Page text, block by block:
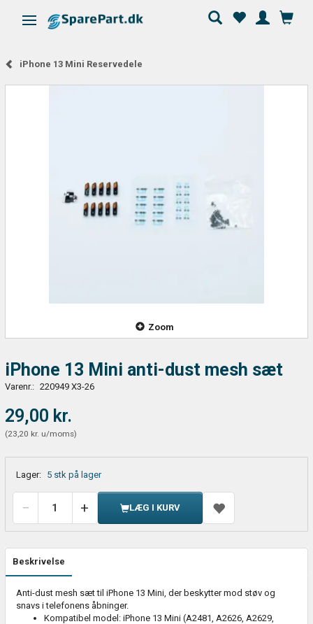
Skifte navigation
iPhone 13 Mini Reservedele
Zoom
iPhone 13 Mini anti-dust mesh sæt
Varenr.: 220949 X3-26
29,00 kr.
(23,20 kr. u/moms)
Lager: 5 stk på lager
LÆG I KURV
Beskrivelse
Anti-dust mesh sæt til iPhone 13 Mini, der beskytter mod støv og
snavs i telefonens åbninger.
Kompatibel model: iPhone 13 Mini (A2481, A2626, A2629,